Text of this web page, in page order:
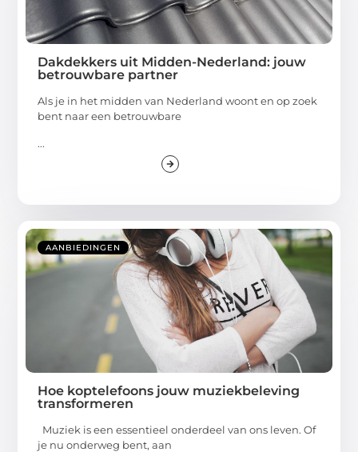
Dakdekkers uit Midden-Nederland: jouw
betrouwbare partner
Als je in het midden van Nederland woont en op zoek
bent naar een betrouwbare
...
AANBIEDINGEN
Hoe koptelefoons jouw muziekbeleving
transformeren
Muziek is een essentieel onderdeel van ons leven. Of
je nu onderweg bent, aan